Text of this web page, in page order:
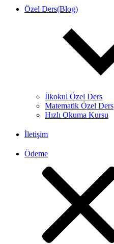
Özel Ders(Blog)
İlkokul Özel Ders
Matematik Özel Ders
Hızlı Okuma Kursu
İletişim
Ödeme